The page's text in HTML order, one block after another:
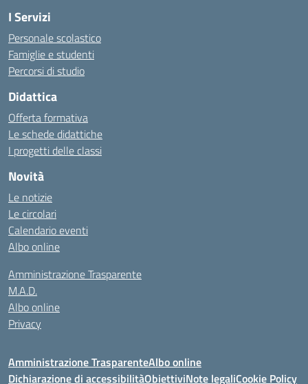
I Servizi
Personale scolastico
Famiglie e studenti
Percorsi di studio
Didattica
Offerta formativa
Le schede didattiche
I progetti delle classi
Novità
Le notizie
Le circolari
Calendario eventi
Albo online
Amministrazione Trasparente
M.A.D.
Albo online
Privacy
Amministrazione TrasparenteAlbo online
Dichiarazione di accessibilitàObiettiviNote legaliCookie Policy